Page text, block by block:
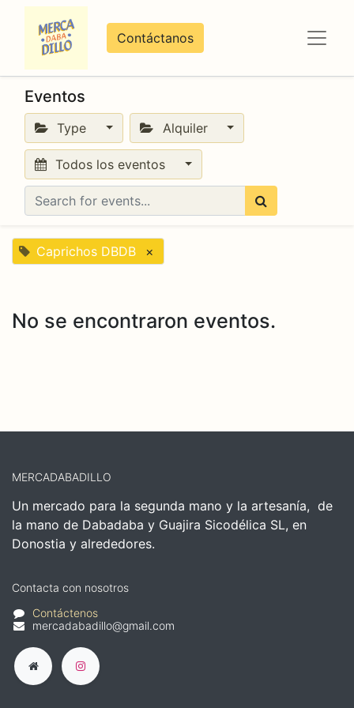
Contáctanos
Eventos
Type Alquiler
Todos los eventos
Caprichos DBDB ×
No se encontraron eventos.
MERCADABADILLO
Un mercado para la segunda mano y la artesanía, de
la mano de Dabadaba y Guajira Sicodélica SL, en
Donostia y alrededores.
Contacta con nosotros
Contáctenos
mercadabadillo@gmail.com